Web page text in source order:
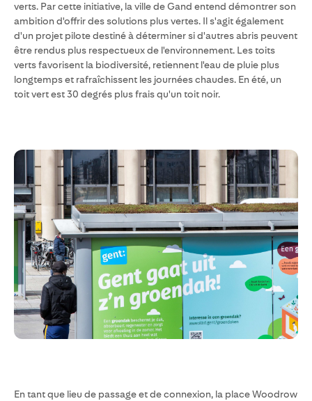
verts. Par cette initiative, la ville de Gand entend démontrer son
ambition d'offrir des solutions plus vertes. Il s'agit également
d'un projet pilote destiné à déterminer si d'autres abris peuvent
être rendus plus respectueux de l'environnement. Les toits
verts favorisent la biodiversité, retiennent l'eau de pluie plus
longtemps et rafraîchissent les journées chaudes. En été, un
toit vert est 30 degrés plus frais qu'un toit noir.
En tant que lieu de passage et de connexion, la place Woodrow